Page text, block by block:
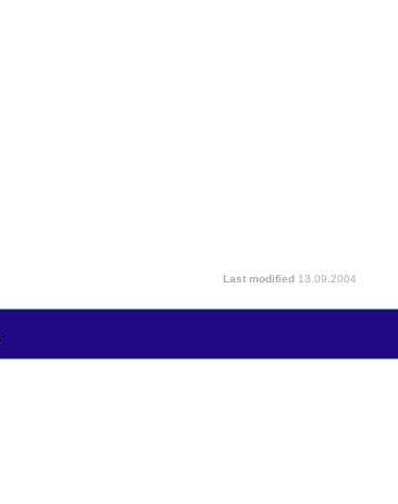
Last modified 13.09.2004